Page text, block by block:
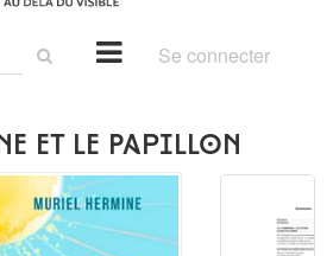
Se connecter
et le Papillon